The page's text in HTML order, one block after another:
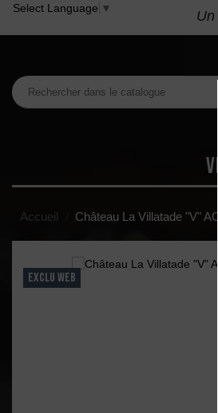
Select Language ▼
Accueil Château La Villatade "V"
EXCLU WEB